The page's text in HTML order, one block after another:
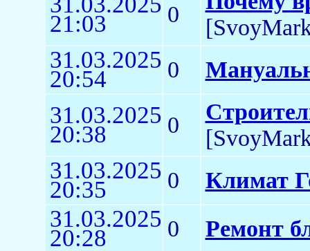
21:03 0
31.03.2025
20:54 0
31.03.2025
20:38 0
31.03.2025
20:35 0 Климат
31.03.2025
20:28 0 Ремонт